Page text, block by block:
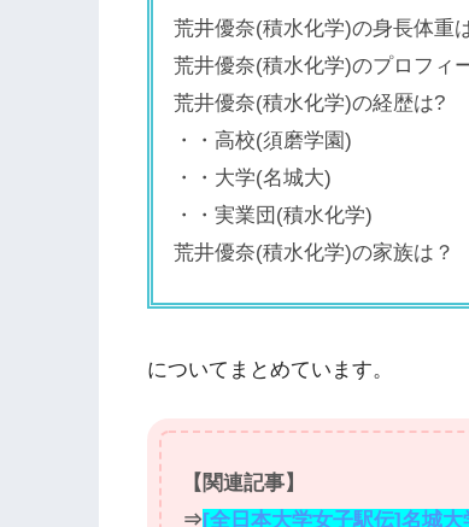
荒井優奈(積水化学)の身長体重
荒井優奈(積水化学)のプロフィ
荒井優奈(積水化学)の経歴は?
・・高校(須磨学園)
・・大学(名城大)
・・実業団(積水化学)
荒井優奈(積水化学)の家族は？
についてまとめています。
【関連記事】
⇒[全日本大学女子駅伝]名城